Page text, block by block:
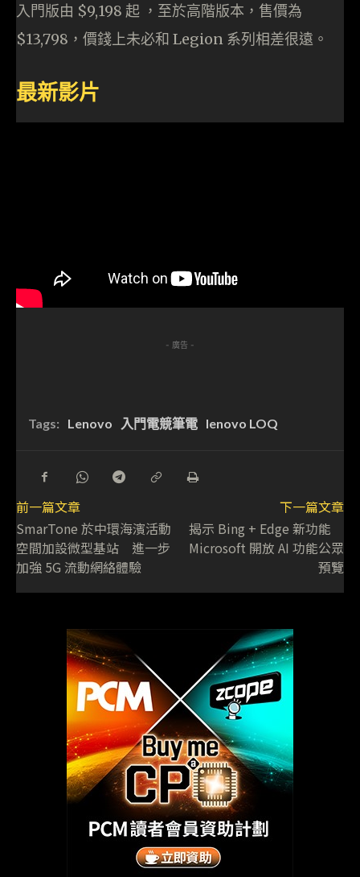
入門版由 $9,198 起 ，至於高階版本，售價為
$13,798，價錢上未必和 Legion 系列相差很遠。
最新影片
- 廣告 -
Tags: Lenovo 入門電競筆電 lenovo LOQ
前一篇文章
SmarTone 於中環海濱活動
空間加設微型基站 進一步
加強 5G 流動網絡體驗
下一篇文章
揭示 Bing + Edge 新功能
Microsoft 開放 AI 功能公眾
預覽